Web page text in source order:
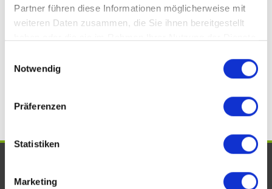
Partner führen diese Informationen möglicherweise mit
weiteren Daten zusammen, die Sie ihnen bereitgestellt
Notwendig
Präferenzen
Statistiken
Marketing
Immobilienkauf Bad Kreuznach